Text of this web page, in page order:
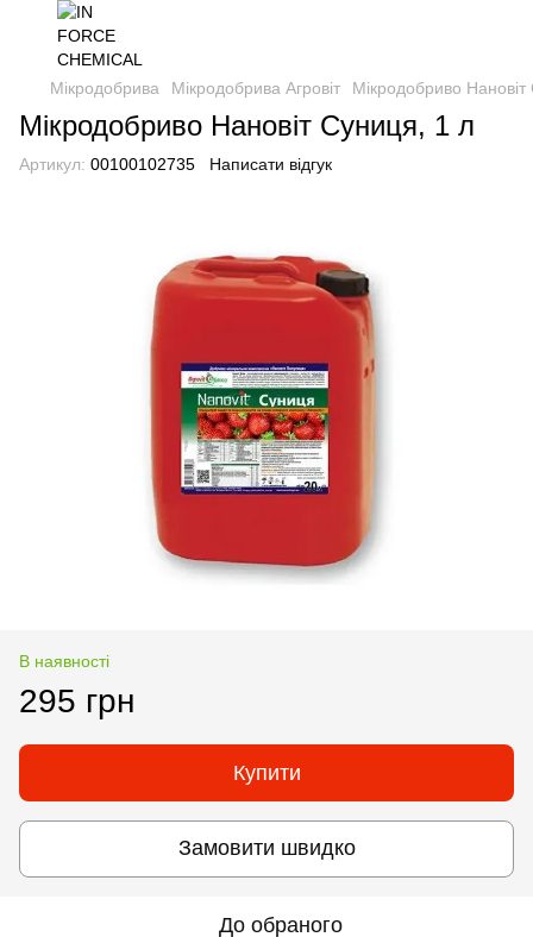
Мікродобрива Мікродобрива Агровіт Мікродобриво
Мікродобриво Нановіт Суниця, 1 л
Артикул: 00100102735 Написати відгук
В наявності
295 грн
Купити
Замовити швидко
До обраного